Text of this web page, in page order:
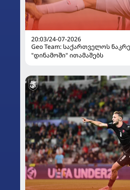
20:03/24-07-2026
Geo Team: საქართველოს
"დინამოში" ითამაშებს